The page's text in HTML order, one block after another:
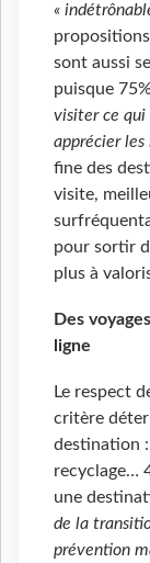
«
sont aussi
puisque
visiter ce
apprécier les
fine des
visite,
pour sortir
plus à
Des
ligne
Le respect
critère
destination :
recyclage…
une
de la
prévention